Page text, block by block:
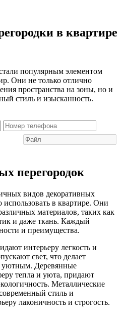
в квартире
популярным элементом
Они не только отлично
пространства на зоны, но и
стиль и изысканность.
перегородок
видов декоративных
в квартире. Они
материалов, таких как
и даже ткань. Каждый
и преимущества.
интерьеру легкость и
свет, что делает
уютным. Деревянные
тепла и уюта, придают
Металлические
стиль и
лаконичность и строгость.